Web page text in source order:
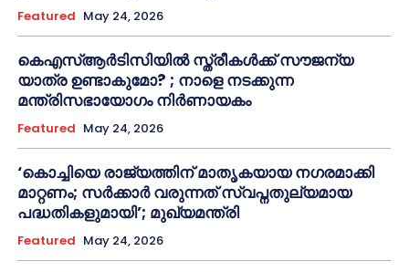
Featured May 24, 2026
കെഎസ്ആർടിസിയിൽ സ്ത്രീകൾക്ക് സൗജന്യ
യാത്ര ഉണ്ടാകുമോ? ; നാളെ നടക്കുന്ന
മന്ത്രിസഭായോഗം നിർണായകം
Featured May 24, 2026
‘കൊച്ചിയെ രാജ്യത്തിന് മാതൃകയായ നഗരമാക്കി
മാറ്റണം; സർക്കാർ വരുന്നത് സ്വപ്നതുല്യമായ
പദ്ധതികളുമായി’; മുഖ്യമന്ത്രി
Featured May 24, 2026